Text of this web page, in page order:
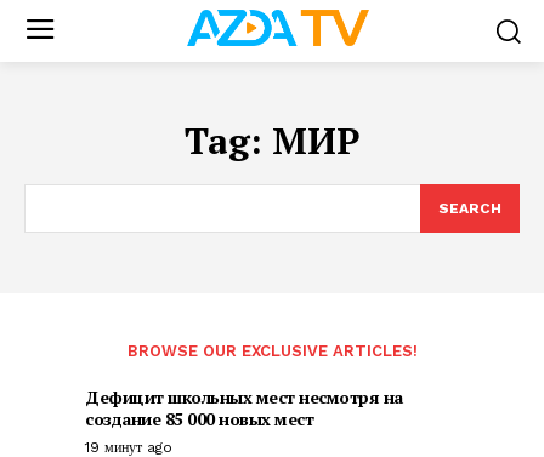
Tag: МИР
SEARCH
BROWSE OUR EXCLUSIVE ARTICLES!
Дефицит школьных мест несмотря на
создание 85 000 новых мест
19 минут ago